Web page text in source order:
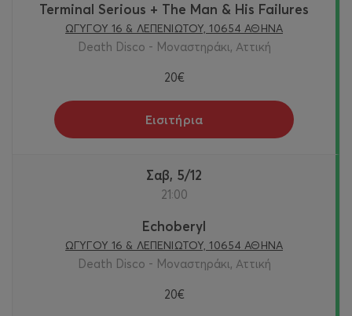
Terminal Serious + The Man & His Failures
ΩΓΥΓΟΥ 16 & ΛΕΠΕΝΙΩΤΟΥ, 10654 ΑΘΗΝΑ
Death Disco - Μοναστηράκι, Αττική
20€
Εισιτήρια
Σαβ, 5/12
21:00
Echoberyl
ΩΓΥΓΟΥ 16 & ΛΕΠΕΝΙΩΤΟΥ, 10654 ΑΘΗΝΑ
Death Disco - Μοναστηράκι, Αττική
20€